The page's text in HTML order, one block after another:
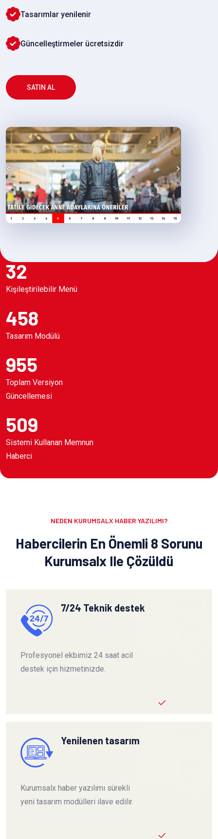
Tasarımlar yenilenir
Güncelleştirmeler ücretsizdir
SATIN AL
32
Kişileştirilebilir Menü
458
Tasarım Modülü
955
Toplam Versiyon
Güncellemesi
509
Sistemi Kullanan Memnun
Haberci
NEDEN KURUMSALX HABER YAZILIMI?
Habercilerin En Önemli 8 Sorunu
Kurumsalx Ile Çözüldü
7/24 Teknik destek
Profesyonel ekbimiz 24 saat acil
destek için hizmetinizde.
Yenilenen tasarım
Kurumsalx haber yazılımı sürekli
yeni tasarım modülleri ilave edilir.